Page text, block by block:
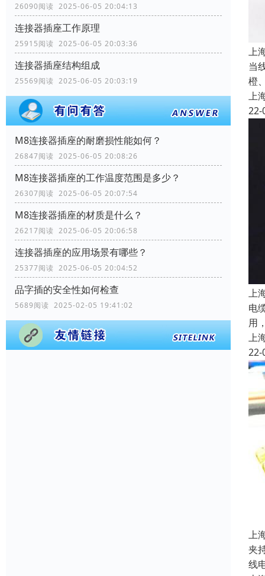
26090阅读 2025-06-05 20:04:13
连接器插座工作原理
25915阅读 2025-06-05 20:03:36
连接器插座结构组成
25569阅读 2025-06-05 20:03:19
M8连接器插座的耐磨损性能如何？
26847阅读 2025-06-05 20:08:26
M8连接器插座的工作温度范围是多少？
26307阅读 2025-06-05 20:07:54
M8连接器插座的材质是什么？
26217阅读 2025-06-05 20:06:58
连接器插座的应用场景有哪些？
25377阅读 2025-06-05 20:04:52
品字插的安全性如何检查
5689阅读 2025-02-05 19:41:02
上
当
橙
上
22-
上
电
用
上
22-
上
夹
线